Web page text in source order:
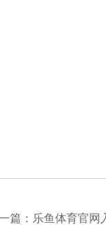
篇：乐鱼体育官网